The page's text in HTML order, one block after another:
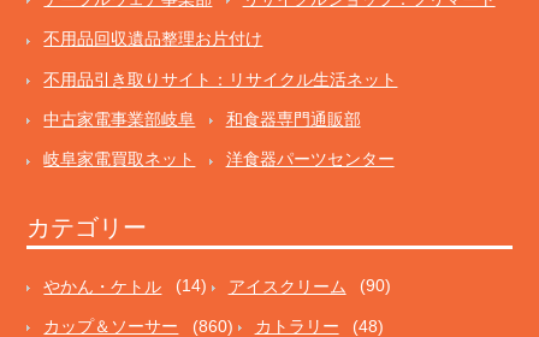
不用品回収遺品整理お片付け
不用品引き取りサイト：リサイクル生活ネット
中古家電事業部岐阜 和食器専門通販部
岐阜家電買取ネット 洋食器パーツセンター
カテゴリー
やかん・ケトル (14) アイスクリーム (90)
カップ＆ソーサー (860) カトラリー (48)